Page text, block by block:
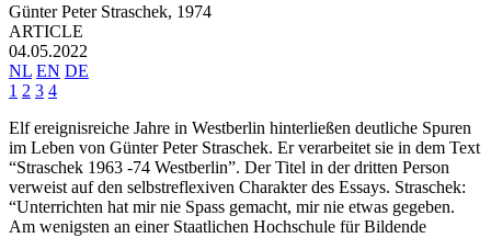
Günter Peter Straschek, 1974
ARTICLE
04.05.2022
NL EN DE
1 2 3 4
Elf ereignisreiche Jahre in Westberlin hinterließen deutliche Spuren
im Leben von Günter Peter Straschek. Er verarbeitet sie in dem Text
“Straschek 1963 -74 Westberlin”. Der Titel in der dritten Person
verweist auf den selbstreflexiven Charakter des Essays. Straschek:
“Unterrichten hat mir nie Spass gemacht, mir nie etwas gegeben.
Am wenigsten an einer Staatlichen Hochschule für Bildende